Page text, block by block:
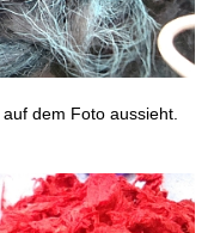
dem Foto aussieht.